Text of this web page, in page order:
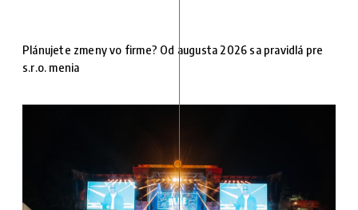
Plánujete zmeny vo firme? Od augusta 2026 sa pravidlá pre
s.r.o. menia